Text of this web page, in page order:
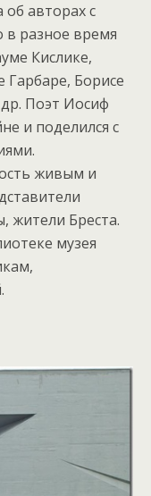
авторах с
в разное время
Кислике,
Гарбаре, Борисе
Поэт Иосиф
и поделился с
живым и
жители Бреста.
музея